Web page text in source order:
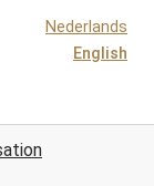
Nederlands
English